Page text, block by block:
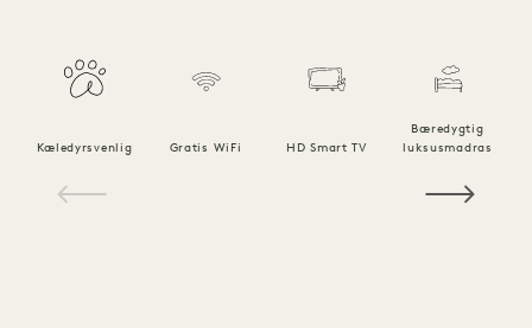
Kæledyrsvenlig Gratis WiFi HD Smart TV
Bæredygtig
luksusmadras